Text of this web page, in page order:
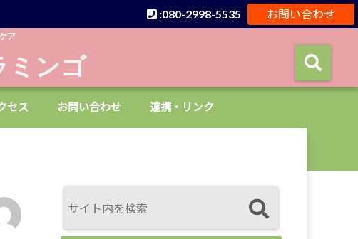
お問い合わせ
:080-2998-5535
ア
ミンゴ
セス お問い合わせ 連携・リンク